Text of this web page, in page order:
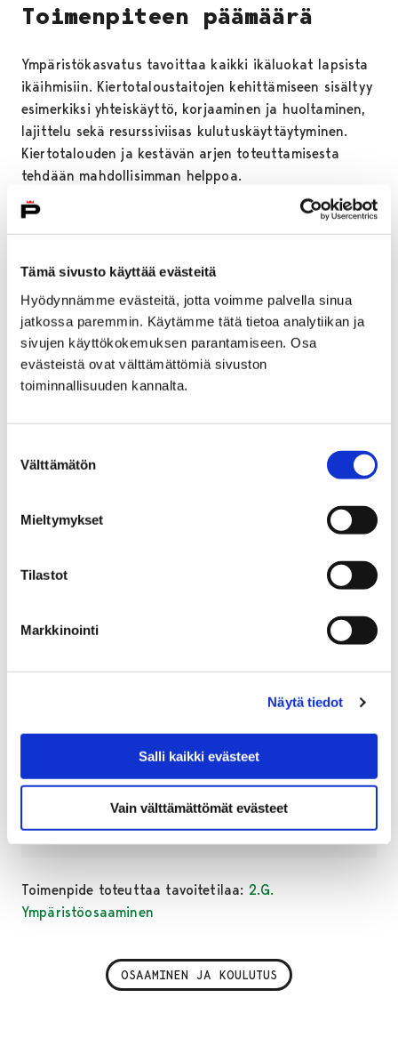
Tämä sivusto käyttää evästeitä
Hyödynnämme evästeitä, jotta voimme palvella sinua
jatkossa paremmin. Käytämme tätä tietoa analytiikan ja
sivujen käyttökokemuksen parantamiseen. Osa
evästeistä ovat välttämättömiä sivuston
toiminnallisuuden kannalta.
valinta
Välttämätön
Mieltymykset
Tilastot
Markkinointi
Näytä tiedot
Salli kaikki evästeet
Vain välttämättömät evästeet
Toimenpiteen päämäärä
Ympäristökasvatus tavoittaa kaikki ikäluokat lapsista
ikäihmisiin. Kiertotaloustaitojen kehittämiseen sisältyy
esimerkiksi yhteiskäyttö, korjaaminen ja huoltaminen,
lajittelu sekä resurssiviisas kulutuskäyttäytyminen.
Kiertotalouden ja kestävän arjen toteuttamisesta
tehdään mahdollisimman helppoa.
Toimenpiteen kuvaus
Miksi tärkeää?
Ohita upote
Seuraava toimenpide (2.G.54)
Edellinen toimenpide (2.G.52)
Toimenpide toteuttaa tavoitetilaa: 2.G.
Ympäristöosaaminen
OSAAMINEN JA KOULUTUS